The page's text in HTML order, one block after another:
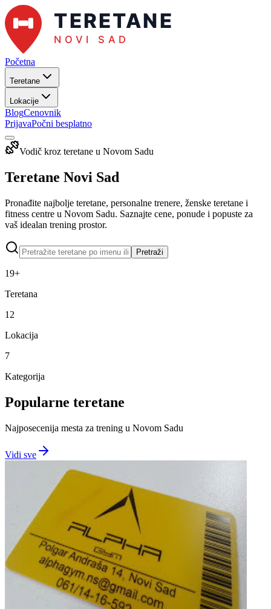
Početna
Teretane
Lokacije
BlogCenovnik
PrijavaPočni besplatno
Vodič kroz teretane u Novom Sadu
Teretane Novi Sad
Pronađite najbolje teretane, personalne trenere, ženske teretane i
fitness centre u Novom Sadu. Saznajte cene, ponude i popuste za
vaš idealan trening prostor.
Pretraži
19+
Teretana
12
Lokacija
7
Kategorija
Popularne teretane
Najposecenija mesta za trening u Novom Sadu
Vidi sve